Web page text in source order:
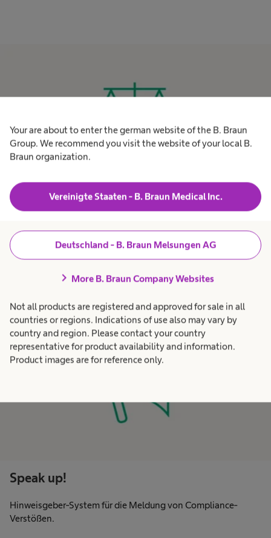
Your are about to enter the german website of the B. Braun
Group. We recommend you visit the website of your local B.
Braun organization.
Vereinigte Staaten - B. Braun Medical Inc.
Deutschland - B. Braun Melsungen AG
chevron_right More B. Braun Company Websites
Not all products are registered and approved for sale in all
countries or regions. Indications of use also may vary by
country and region. Please contact your country
representative for product availability and information.
Product images are for reference only.
Code of Conduct & Compliance Standards
Zentrales Element des Compliance Management Systems ist
unser Code of Conduct. Er vereint zehn Prinzipien, mit denen
Unternehmenskultur verankert werden.
Speak up!
Hinweisgeber-System für die Meldung von Compliance-
Verstößen.